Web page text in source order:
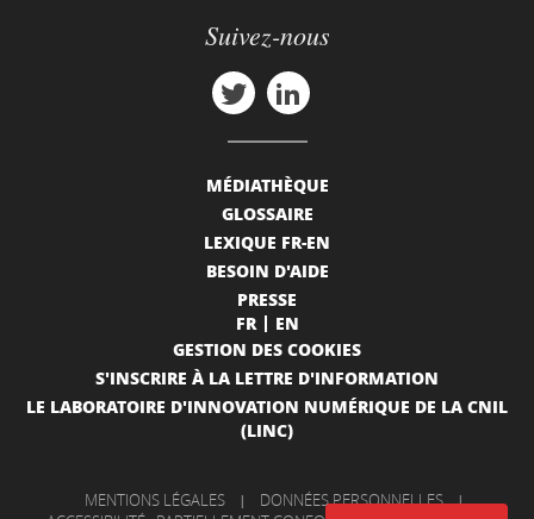
Suivez-nous
MÉDIATHÈQUE
GLOSSAIRE
LEXIQUE FR-EN
BESOIN D'AIDE
PRESSE
FR
EN
GESTION DES COOKIES
S'INSCRIRE À LA LETTRE D'INFORMATION
LE LABORATOIRE D'INNOVATION NUMÉRIQUE DE LA CNIL
(LINC)
MENTIONS LÉGALES | DONNÉES PERSONNELLES |